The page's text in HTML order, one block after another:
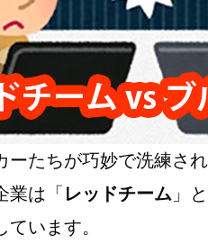
ーたちが巧妙で洗練さ
業は「 レッドチーム 」
います。